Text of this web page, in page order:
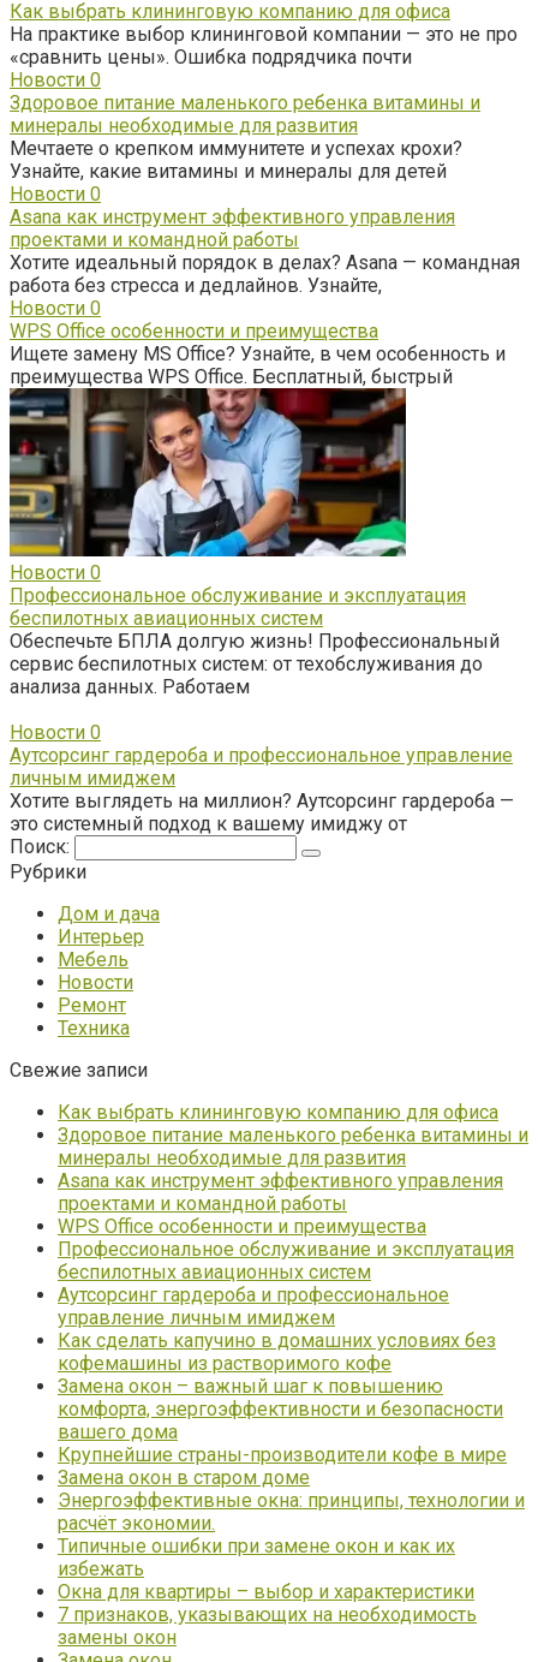
Как выбрать клининговую компанию для офиса
На практике выбор клининговой компании — это не про
«сравнить цены». Ошибка подрядчика почти
Новости 0
Здоровое питание маленького ребенка витамины и
минералы необходимые для развития
Мечтаете о крепком иммунитете и успехах крохи?
Узнайте, какие витамины и минералы для детей
Новости 0
Asana как инструмент эффективного управления
проектами и командной работы
Хотите идеальный порядок в делах? Asana — командная
работа без стресса и дедлайнов. Узнайте,
Новости 0
WPS Office особенности и преимущества
Ищете замену MS Office? Узнайте, в чем особенность и
преимущества WPS Office. Бесплатный, быстрый
Новости 0
Профессиональное обслуживание и эксплуатация
беспилотных авиационных систем
Обеспечьте БПЛА долгую жизнь! Профессиональный
сервис беспилотных систем: от техобслуживания до
анализа данных. Работаем
Новости 0
Аутсорсинг гардероба и профессиональное управление
личным имиджем
Хотите выглядеть на миллион? Аутсорсинг гардероба —
это системный подход к вашему имиджу от
Поиск:
Рубрики
Дом и дача
Интерьер
Мебель
Новости
Ремонт
Техника
Свежие записи
Как выбрать клининговую компанию для офиса
Здоровое питание маленького ребенка витамины и
минералы необходимые для развития
Asana как инструмент эффективного управления
проектами и командной работы
WPS Office особенности и преимущества
Профессиональное обслуживание и эксплуатация
беспилотных авиационных систем
Аутсорсинг гардероба и профессиональное
управление личным имиджем
Как сделать капучино в домашних условиях без
кофемашины из растворимого кофе
Замена окон – важный шаг к повышению
комфорта, энергоэффективности и безопасности
вашего дома
Крупнейшие страны-производители кофе в мире
Замена окон в старом доме
Энергоэффективные окна: принципы, технологии и
расчёт экономии.
Типичные ошибки при замене окон и как их
избежать
Окна для квартиры – выбор и характеристики
7 признаков, указывающих на необходимость
замены окон